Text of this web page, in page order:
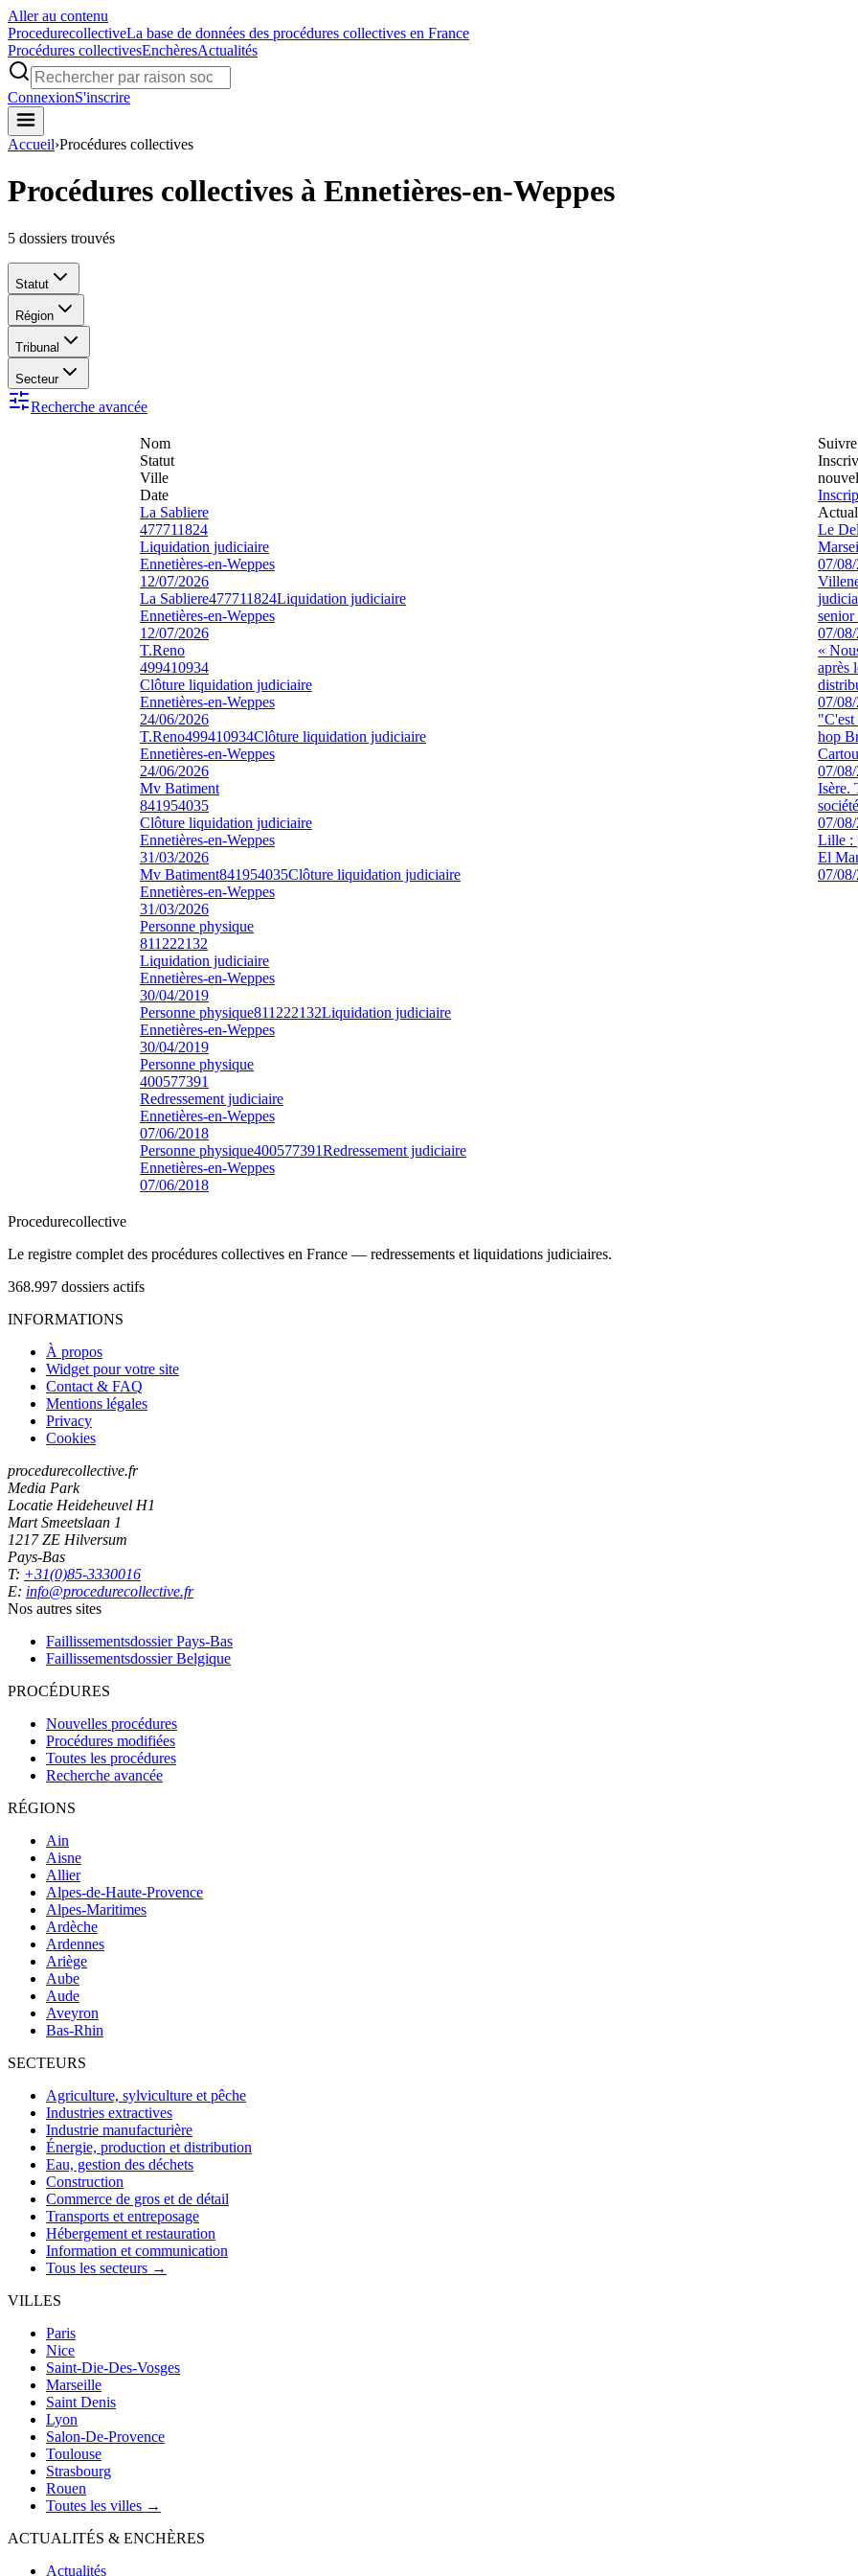
Aller au contenu
ProcedurecollectiveLa base de données des procédures collectives en France
Procédures collectivesEnchèresActualités
ConnexionS'inscrire
Accueil›Procédures collectives
Procédures collectives à Ennetières-en-Weppes
5 dossiers trouvés
Statut
Région
Tribunal
Secteur
Recherche avancée
Nom
Statut
Ville
Date
La Sabliere
477711824
Liquidation judiciaire
Ennetières-en-Weppes
12/07/2026
La Sabliere477711824Liquidation judiciaire
Ennetières-en-Weppes
12/07/2026
T.Reno
499410934
Clôture liquidation judiciaire
Ennetières-en-Weppes
24/06/2026
T.Reno499410934Clôture liquidation judiciaire
Ennetières-en-Weppes
24/06/2026
Mv Batiment
841954035
Clôture liquidation judiciaire
Ennetières-en-Weppes
31/03/2026
Mv Batiment841954035Clôture liquidation judiciaire
Ennetières-en-Weppes
31/03/2026
Personne physique
811222132
Liquidation judiciaire
Ennetières-en-Weppes
30/04/2019
Personne physique811222132Liquidation judiciaire
Ennetières-en-Weppes
30/04/2019
Personne physique
400577391
Redressement judiciaire
Ennetières-en-Weppes
07/06/2018
Personne physique400577391Redressement judiciaire
Ennetières-en-Weppes
07/06/2018
Le
07/
07/
«
après
07/
"C'est
hop
07/
Isère.
07/
Lille :
El
07/
Procedurecollective
Le registre complet des procédures collectives en France — redressements et liquidations judiciaires.
368.997 dossiers actifs
INFORMATIONS
À propos
Widget pour votre site
Contact & FAQ
Mentions légales
Privacy
Cookies
procedurecollective.fr
Media Park
Locatie Heideheuvel H1
Mart Smeetslaan 1
1217 ZE Hilversum
Pays-Bas
T: +31(0)85-3330016
E: info@procedurecollective.fr
Nos autres sites
Faillissementsdossier Pays-Bas
Faillissementsdossier Belgique
PROCÉDURES
Nouvelles procédures
Procédures modifiées
Toutes les procédures
Recherche avancée
RÉGIONS
Ain
Aisne
Allier
Alpes-de-Haute-Provence
Alpes-Maritimes
Ardèche
Ardennes
Ariège
Aube
Aude
Aveyron
Bas-Rhin
SECTEURS
Agriculture, sylviculture et pêche
Industries extractives
Industrie manufacturière
Énergie, production et distribution
Eau, gestion des déchets
Construction
Commerce de gros et de détail
Transports et entreposage
Hébergement et restauration
Information et communication
Tous les secteurs →
VILLES
Paris
Nice
Saint-Die-Des-Vosges
Marseille
Saint Denis
Lyon
Salon-De-Provence
Toulouse
Strasbourg
Rouen
Toutes les villes →
ACTUALITÉS & ENCHÈRES
Actualités